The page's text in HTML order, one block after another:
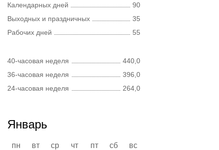
Календарных дней
90
Выходных и праздничных
35
Рабочих дней
55
40-часовая неделя
440,0
36-часовая неделя
396,0
24-часовая неделя
264,0
Январь
пн вт ср чт пт сб
вс